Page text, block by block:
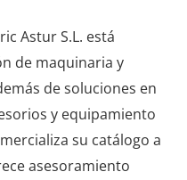
Astur S.L. está
de maquinaria y
de soluciones en
y equipamiento
su catálogo a
asesoramiento